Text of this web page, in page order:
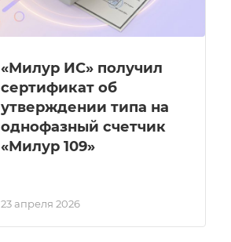
«Милур ИС» получил
сертификат об
утверждении типа на
однофазный счетчик
«Милур 109»
23 апреля 2026